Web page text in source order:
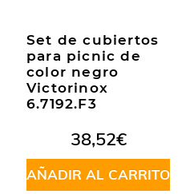
Set de cubiertos
para picnic de
color negro
Victorinox
6.7192.F3
38,52€
AÑADIR AL CARRITO